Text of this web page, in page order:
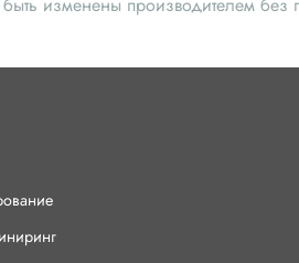
изменены производителем